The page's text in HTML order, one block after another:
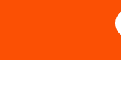
香港貿